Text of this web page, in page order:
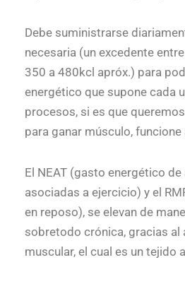
Debe suministrarse
necesaria (un excedente
350 a 480kcl apróx.) para
energético que supone cada
procesos, si es que
para ganar músculo,
El NEAT (gasto energético
asociadas a ejercicio) y el
en reposo), se elevan de
sobretodo crónica, gracias al
muscular, el cual es un tejido